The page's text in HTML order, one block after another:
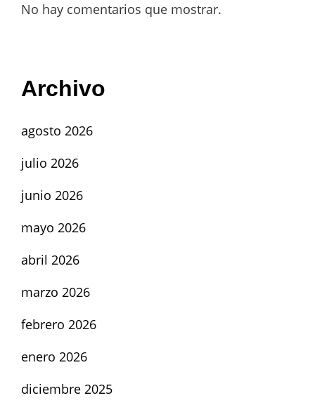
No hay comentarios que mostrar.
Archivo
agosto 2026
julio 2026
junio 2026
mayo 2026
abril 2026
marzo 2026
febrero 2026
enero 2026
diciembre 2025